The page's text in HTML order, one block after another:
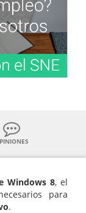
Windows 8, el
para
.